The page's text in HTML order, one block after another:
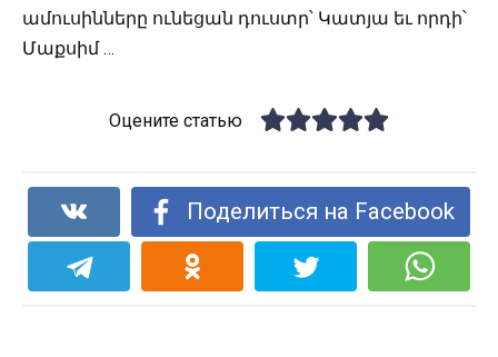
ամուսինները ունեցան դուստր՝ Կատյա եւ որդի՝
Մաքսիմ …
Оцените статью
Поделиться на Facebook